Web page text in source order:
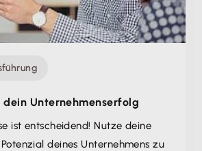
dein Unternehmenserfolg
ist entscheidend! Nutze deine
deines Unternehmens zu